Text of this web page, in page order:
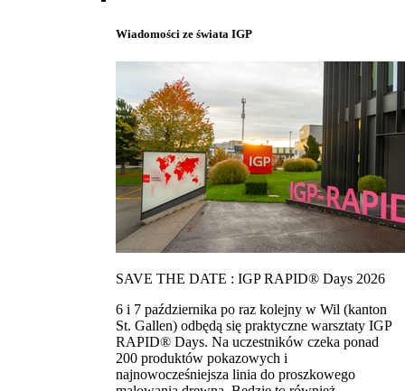
Wiadomości ze świata IGP
SAVE THE DATE : IGP RAPID® Days 2026
6 i 7 października po raz kolejny w Wil (kanton
St. Gallen) odbędą się praktyczne warsztaty IGP
RAPID® Days. Na uczestników czeka ponad
200 produktów pokazowych i
najnowocześniejsza linia do proszkowego